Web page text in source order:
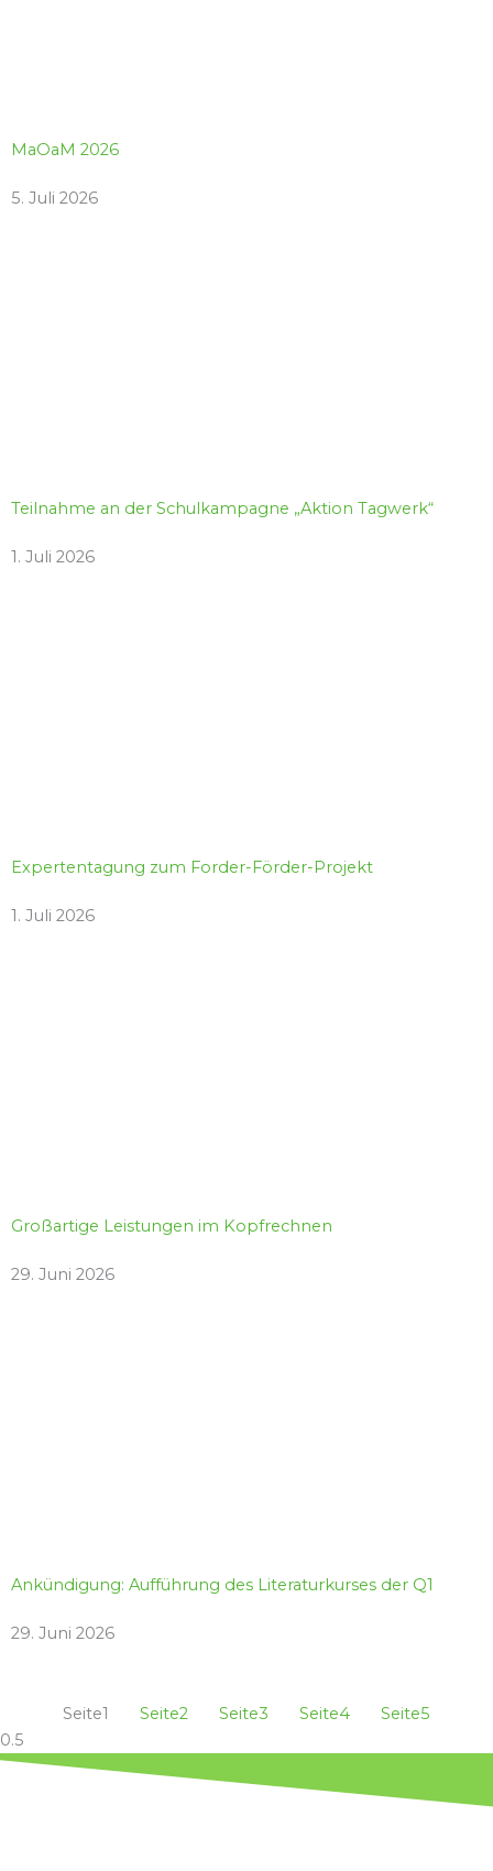
MaOaM 2026
5. Juli 2026
Teilnahme an der Schulkampagne „Aktion Tagwerk“
1. Juli 2026
Expertentagung zum Forder-Förder-Projekt
1. Juli 2026
Großartige Leistungen im Kopfrechnen
29. Juni 2026
Ankündigung: Aufführung des Literaturkurses der Q1
29. Juni 2026
Seite1 Seite2 Seite3 Seite4 Seite5